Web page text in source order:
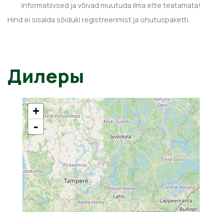
informatiivsed ja võivad muutuda ilma ette teatamata!
Hind ei sisalda sõiduki registreerimist ja ohutuspaketti.
Дилеры
+
-